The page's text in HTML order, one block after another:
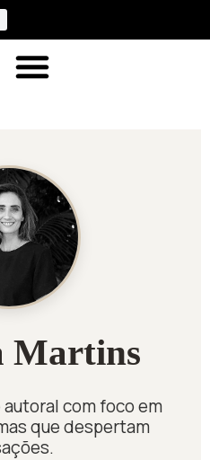
Martins
com foco em
que despertam